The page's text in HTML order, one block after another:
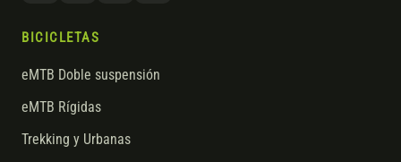
BICICLETAS
eMTB Doble suspensión
eMTB Rígidas
Trekking y Urbanas